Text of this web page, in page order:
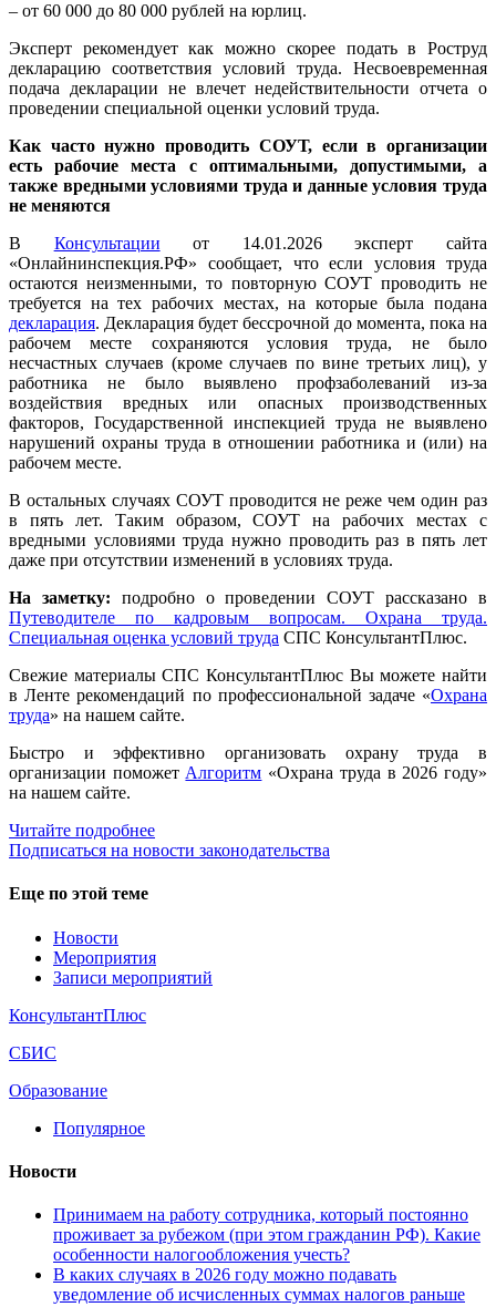
– от 60 000 до 80 000 рублей на юрлиц.
Эксперт рекомендует как можно скорее подать в Роструд
декларацию соответствия условий труда. Несвоевременная
подача декларации не влечет недействительности отчета о
проведении специальной оценки условий труда.
Как часто нужно проводить СОУТ, если в организации
есть рабочие места с оптимальными, допустимыми, а
также вредными условиями труда и данные условия труда
не меняются
В Консультации от 14.01.2026 эксперт сайта
«Онлайнинспекция.РФ» сообщает, что если условия труда
остаются неизменными, то повторную СОУТ проводить не
требуется на тех рабочих местах, на которые была подана
декларация. Декларация будет бессрочной до момента, пока на
рабочем месте сохраняются условия труда, не было
несчастных случаев (кроме случаев по вине третьих лиц), у
работника не было выявлено профзаболеваний из-за
воздействия вредных или опасных производственных
факторов, Государственной инспекцией труда не выявлено
нарушений охраны труда в отношении работника и (или) на
рабочем месте.
В остальных случаях СОУТ проводится не реже чем один раз
в пять лет. Таким образом, СОУТ на рабочих местах с
вредными условиями труда нужно проводить раз в пять лет
даже при отсутствии изменений в условиях труда.
На заметку: подробно о проведении СОУТ рассказано в
Путеводителе по кадровым вопросам. Охрана труда.
Специальная оценка условий труда СПС КонсультантПлюс.
Свежие материалы СПС КонсультантПлюс Вы можете найти
в Ленте рекомендаций по профессиональной задаче «Охрана
труда» на нашем сайте.
Быстро и эффективно организовать охрану труда в
организации поможет Алгоритм «Охрана труда в 2026 году»
на нашем сайте.
Читайте подробнее
Подписаться на новости законодательства
Еще по этой теме
Новости
Мероприятия
Записи мероприятий
КонсультантПлюс
СБИС
Образование
Популярное
Новости
Принимаем на работу сотрудника, который постоянно
проживает за рубежом (при этом гражданин РФ). Какие
особенности налогообложения учесть?
В каких случаях в 2026 году можно подавать
уведомление об исчисленных суммах налогов раньше